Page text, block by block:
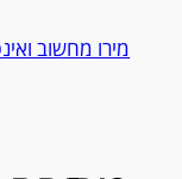
מירו מחשוב